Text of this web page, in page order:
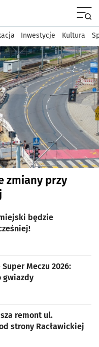
Inwestycje Kultura
zmiany przy
będzie
Meczu 2026:
gwiazdy
remont ul.
strony Racławickiej